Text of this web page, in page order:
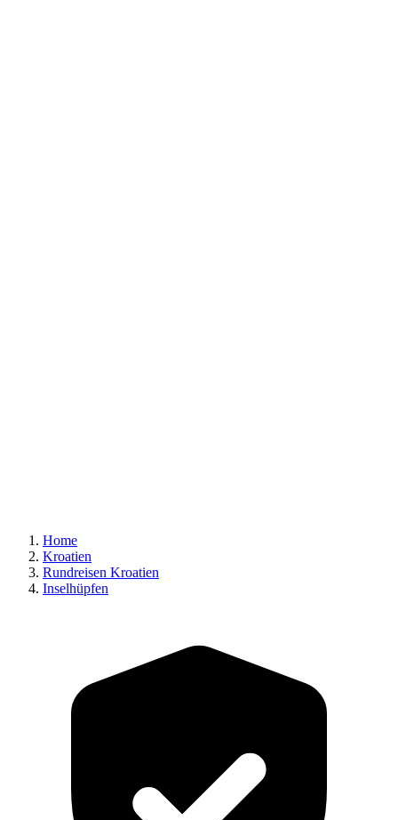
Home
Kroatien
Rundreisen Kroatien
Inselhüpfen